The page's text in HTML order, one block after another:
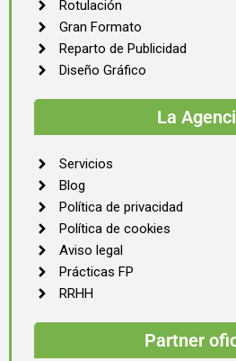
Rotulación
Gran Formato
Reparto de Publicidad
Diseño Gráfico
La
Servicios
Blog
Política de privacidad
Política de cookies
Aviso legal
Prácticas FP
RRHH
Partner